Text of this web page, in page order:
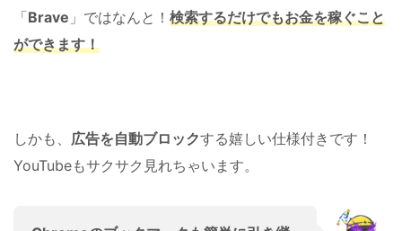
「Brave 」ではなんと！ 検索するだけでもお金を稼ぐこと
ができます！
しかも、 広告を自動ブロックする嬉しい仕様付きです！
YouTubeもサクサク見れちゃいます。